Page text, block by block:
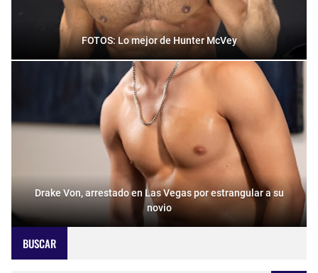
FOTOS: Lo mejor de Hunter McVey
Drake Von, arrestado en Las Vegas por estrangular a su
novio
BUSCAR